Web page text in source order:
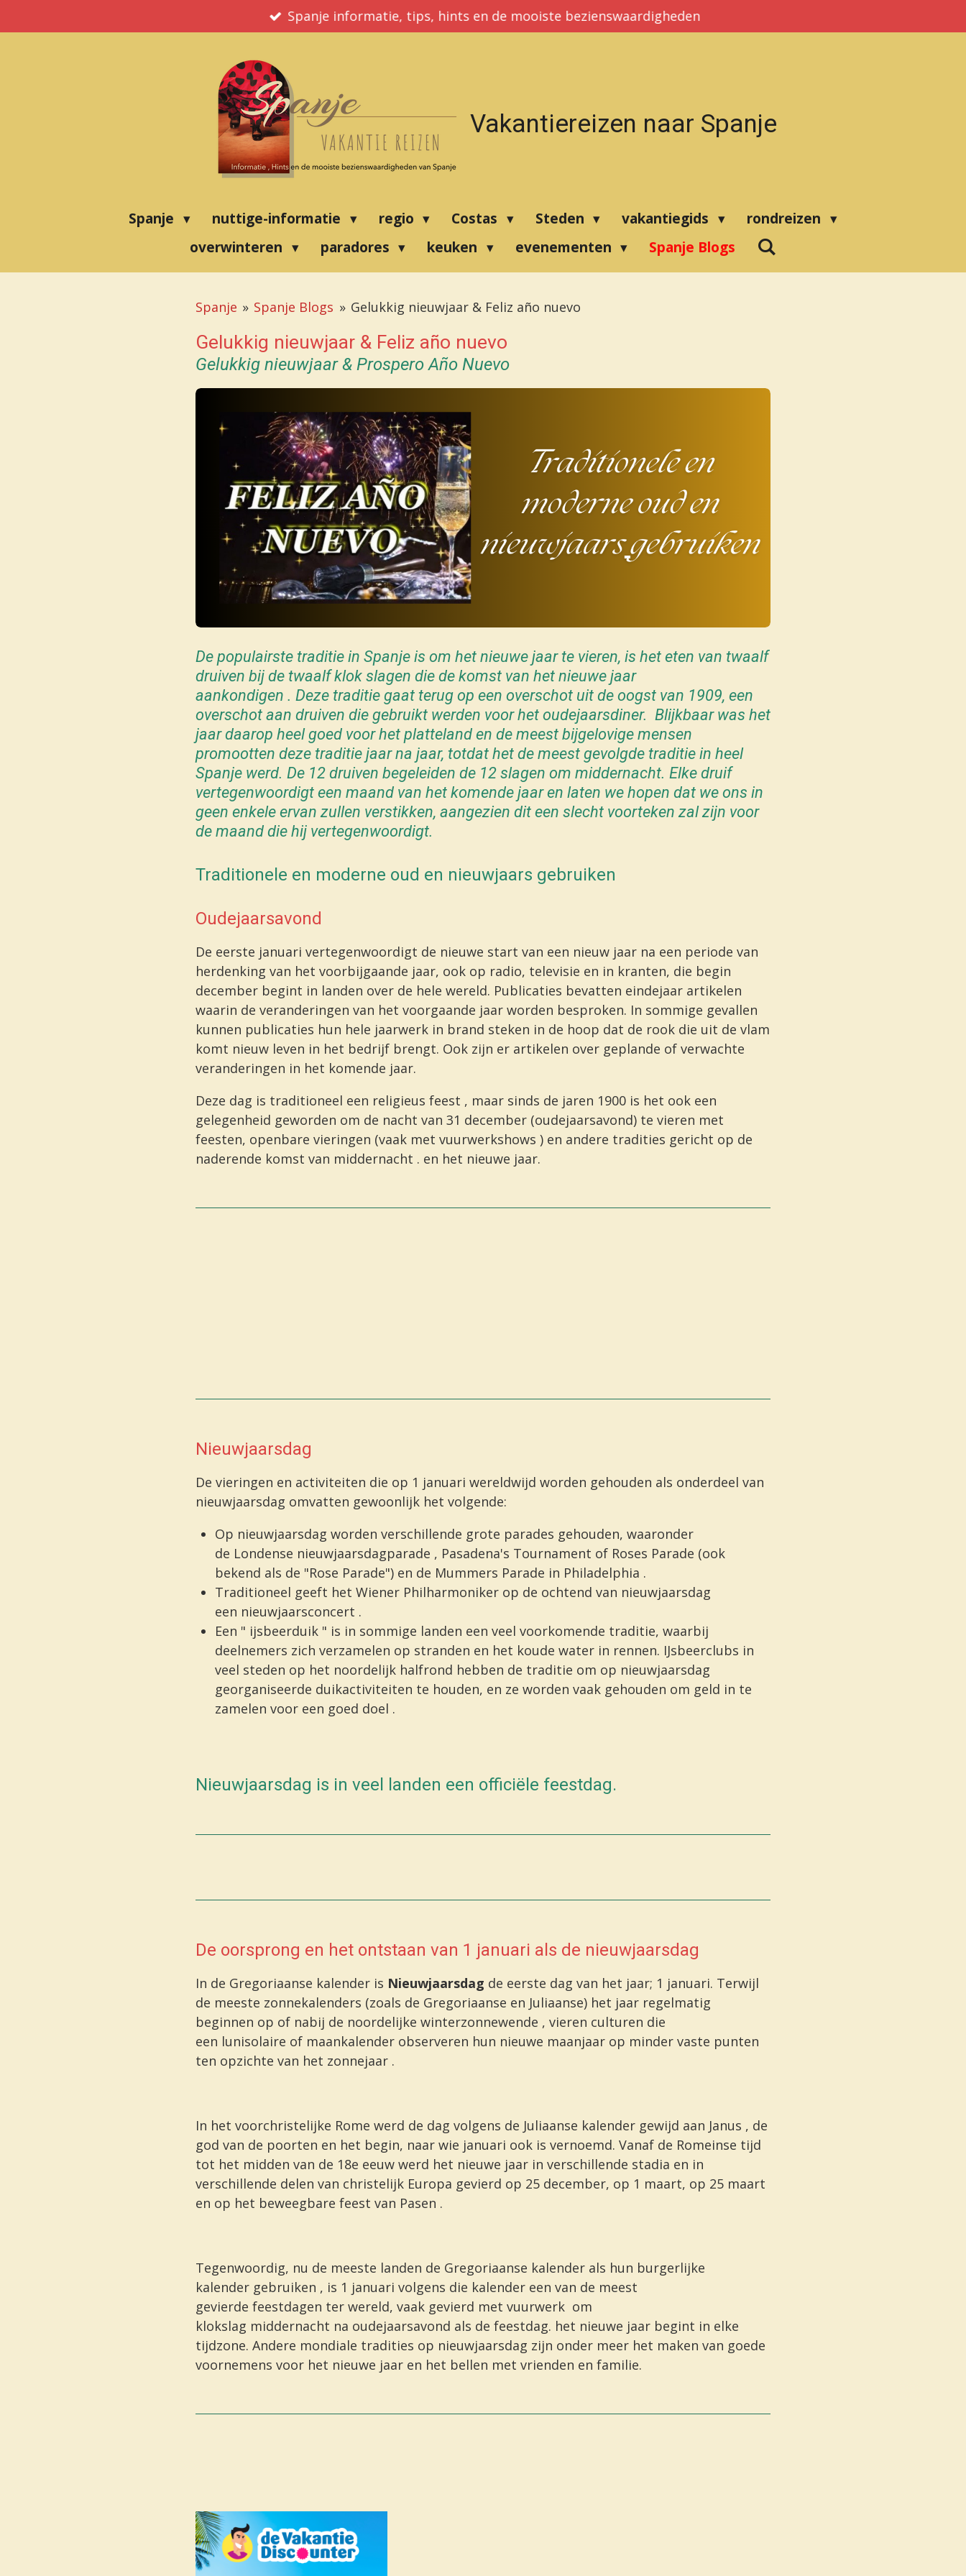
direct
Spanje informatie, tips, hints en de mooiste bezienswaardigheden
Vakantiereizen naar Spanje
Spanje nuttige-informatie regio Costas Steden vakantiegids
rondreizen
overwinteren
paradores keuken evenementen Spanje Blogs
Spanje » Spanje Blogs » Gelukkig nieuwjaar & Feliz año nuevo
Gelukkig nieuwjaar & Feliz año nuevo
Gelukkig nieuwjaar & Prospero Año Nuevo
De populairste traditie in Spanje is om het nieuwe jaar te vieren, is het eten van twaalf
druiven bij de twaalf klok slagen die de komst van het nieuwe jaar
aankondigen . Deze traditie gaat terug op een overschot uit de oogst van 1909, een
overschot aan druiven die gebruikt werden voor het oudejaarsdiner. Blijkbaar was het
jaar daarop heel goed voor het platteland en de meest bijgelovige mensen
promootten deze traditie jaar na jaar, totdat het de meest gevolgde traditie in heel
Spanje werd. De 12 druiven begeleiden de 12 slagen om middernacht. Elke druif
vertegenwoordigt een maand van het komende jaar en laten we hopen dat we ons in
geen enkele ervan zullen verstikken, aangezien dit een slecht voorteken zal zijn voor
de maand die hij vertegenwoordigt.
Traditionele en moderne oud en nieuwjaars gebruiken
Oudejaarsavond
De eerste januari vertegenwoordigt de nieuwe start van een nieuw jaar na een periode van
herdenking van het voorbijgaande jaar, ook op radio, televisie en in kranten, die begin
december begint in landen over de hele wereld. Publicaties bevatten eindejaar artikelen
waarin de veranderingen van het voorgaande jaar worden besproken. In sommige gevallen
kunnen publicaties hun hele jaarwerk in brand steken in de hoop dat de rook die uit de vlam
komt nieuw leven in het bedrijf brengt. Ook zijn er artikelen over geplande of verwachte
veranderingen in het komende jaar.
Deze dag is traditioneel een religieus feest , maar sinds de jaren 1900 is het ook een
gelegenheid geworden om de nacht van 31 december (oudejaarsavond) te vieren met
feesten, openbare vieringen (vaak met vuurwerkshows ) en andere tradities gericht op de
naderende komst van middernacht . en het nieuwe jaar.
Nieuwjaarsdag
De vieringen en activiteiten die op 1 januari wereldwijd worden gehouden als onderdeel van
nieuwjaarsdag omvatten gewoonlijk het volgende:
Op nieuwjaarsdag worden verschillende grote parades gehouden, waaronder
de Londense nieuwjaarsdagparade , Pasadena's Tournament of Roses Parade (ook
bekend als de "Rose Parade") en de Mummers Parade in Philadelphia .
Traditioneel geeft het Wiener Philharmoniker op de ochtend van nieuwjaarsdag
een nieuwjaarsconcert .
Een " ijsbeerduik " is in sommige landen een veel voorkomende traditie, waarbij
deelnemers zich verzamelen op stranden en het koude water in rennen. IJsbeerclubs in
veel steden op het noordelijk halfrond hebben de traditie om op nieuwjaarsdag
georganiseerde duikactiviteiten te houden, en ze worden vaak gehouden om geld in te
zamelen voor een goed doel .
Nieuwjaarsdag is in veel landen een officiële feestdag.
De oorsprong en het ontstaan van 1 januari als de nieuwjaarsdag
In de Gregoriaanse kalender is Nieuwjaarsdag de eerste dag van het jaar; 1 januari. Terwijl
de meeste zonnekalenders (zoals de Gregoriaanse en Juliaanse) het jaar regelmatig
beginnen op of nabij de noordelijke winterzonnewende , vieren culturen die
een lunisolaire of maankalender observeren hun nieuwe maanjaar op minder vaste punten
ten opzichte van het zonnejaar .
In het voorchristelijke Rome werd de dag volgens de Juliaanse kalender gewijd aan Janus , de
god van de poorten en het begin, naar wie januari ook is vernoemd. Vanaf de Romeinse tijd
tot het midden van de 18e eeuw werd het nieuwe jaar in verschillende stadia en in
verschillende delen van christelijk Europa gevierd op 25 december, op 1 maart, op 25 maart
en op het beweegbare feest van Pasen .
Tegenwoordig, nu de meeste landen de Gregoriaanse kalender als hun burgerlijke
kalender gebruiken , is 1 januari volgens die kalender een van de meest
gevierde feestdagen ter wereld, vaak gevierd met vuurwerk om
klokslag middernacht na oudejaarsavond als de feestdag. het nieuwe jaar begint in elke
tijdzone. Andere mondiale tradities op nieuwjaarsdag zijn onder meer het maken van goede
voornemens voor het nieuwe jaar en het bellen met vrienden en familie.